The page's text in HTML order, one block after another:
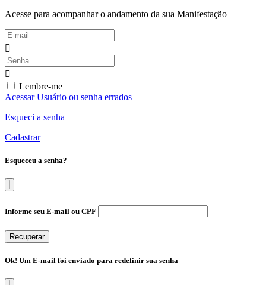
Acesse para acompanhar o andamento da sua Manifestação
Lembre-me
Acessar Usuário ou senha errados
Esqueci a senha
Cadastrar
Esqueceu a senha?
Informe seu E-mail ou CPF
Recuperar
Ok! Um E-mail foi enviado para redefinir sua senha